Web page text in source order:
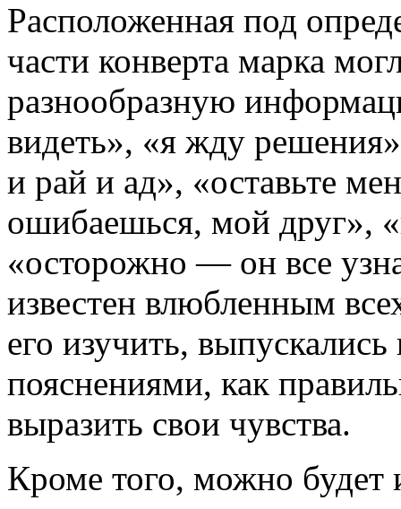
Расположенная под
части конверта марка
разнообразную
видеть», «я жду
и рай и ад», «оставьте
ошибаешься, мой друг»,
«осторожно — он все
известен влюбленным
его изучить,
пояснениями, как
выразить свои чувства.
Кроме того, можно будет